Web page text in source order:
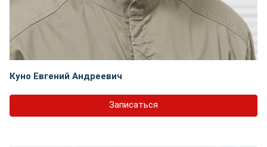
Куно Евгений Андреевич
Записаться